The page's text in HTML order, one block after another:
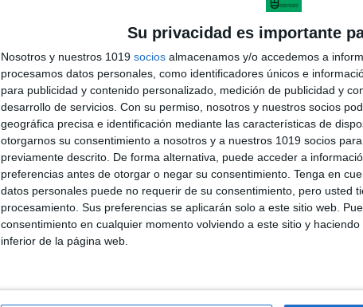
Su privacidad es importante
Nosotros y nuestros 1019 socios almacenamos y/o accedemos a
procesamos datos personales, como identificadores únicos e
para publicidad y contenido personalizado, medición de publicidad y
desarrollo de servicios. Con su permiso, nosotros y nuestros socios
geográfica precisa e identificación mediante las características de
otorgarnos su consentimiento a nosotros y a nuestros 1019 socios
previamente descrito. De forma alternativa, puede acceder a
preferencias antes de otorgar o negar su consentimiento. Tenga en
datos personales puede no requerir de su consentimiento, pero usted
procesamiento. Sus preferencias se aplicarán solo a este sitio web.
consentimiento en cualquier momento volviendo a este sitio y
inferior de la página web.
0
Repaso infantil Caminito a la primaria cuaderno
Publicado el 17 junio, 2025
Compartimos un fantástico material educativo para
pequeños en su transición de Infantil a Primaria. El cuaderno
a la primaria” está diseñado como un repaso integral […]
SEGUIR LEYENDO
Librito para TRAZAR LOS NÚMEROS LILO y
Publicado el 16 junio, 2025
librito de trazo, ambientado con los […]